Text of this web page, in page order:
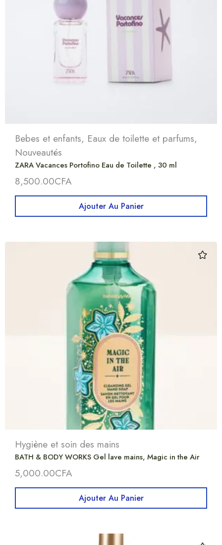
Bebes et enfants, Eaux de toilette et parfums,
Nouveautés
ZARA Vacances Portofino Eau de Toilette , 30 ml
8,500.00CFA
Ajouter Au Panier
Hygiène et soin des mains
BATH & BODY WORKS Gel lave mains, Magic in the Air
5,000.00CFA
Ajouter Au Panier